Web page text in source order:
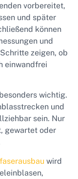
vorbereitet,
und später
können
und
zeigen, ob
einwandfrei
wichtig.
und
sein. Nur
gewartet oder
wird